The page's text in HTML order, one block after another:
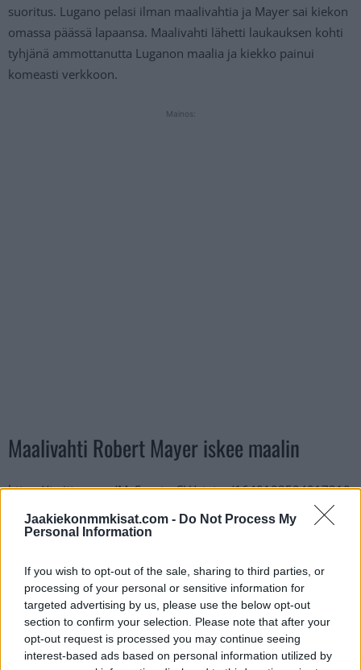
Jaakiekonmmkisat.com - Do Not Process My
Personal Information
If you wish to opt-out of the sale, sharing to third parties, or
processing of your personal or sensitive information for
targeted advertising by us, please use the below opt-out
section to confirm your selection. Please note that after your
opt-out request is processed you may continue seeing
interest-based ads based on personal information utilized by
suoritus. Lugano pelasi ilman maalivahtia ja Mayer sai kiekon
omassa päässä lapaansa. Maalivahti lähetti laukauksen kohti
tyhjänä ammottanutta Luganon maalia ja kiekko painui
komeasti verkkoon.
Mainos:
Maalivahti Robert Mayer iskee maalin
https://twitter.com/MySports_CH/status/1640102594017210
369
Suomen joukkueessa2022 olympia- ja MM-kultaa juhlineet
Hartikainen, Filppula sekä Sami Vatanen
saavat joukkueensa
kanssa välierissä vastaan EV Zugin. Geneve-Servette nappasi
runkosarjasta voiton ja on myös vahva ehdokas mestariksi.